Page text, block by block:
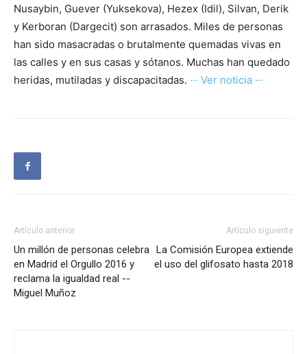
Nusaybin, Guever (Yuksekova), Hezex (Idil), Silvan, Derik
y Kerboran (Dargecit) son arrasados. Miles de personas
han sido masacradas o brutalmente quemadas vivas en
las calles y en sus casas y sótanos. Muchas han quedado
heridas, mutiladas y discapacitadas. ··· Ver noticia ···
Artículo anterior
Un millón de personas celebra
en Madrid el Orgullo 2016 y
reclama la igualdad real --
Miguel Muñoz
Artículo siguiente
La Comisión Europea extiende
el uso del glifosato hasta 2018